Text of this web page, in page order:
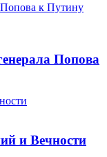
к Путину
Попова
и Вечности